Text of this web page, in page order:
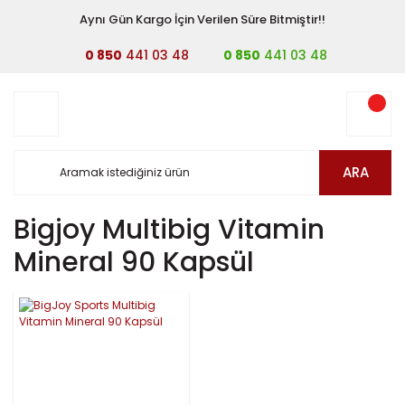
Aynı Gün Kargo İçin Verilen Süre Bitmiştir!!
0 850 441 03 48 0 850 441 03 48
ARA
Bigjoy Multibig Vitamin
Mineral 90 Kapsül